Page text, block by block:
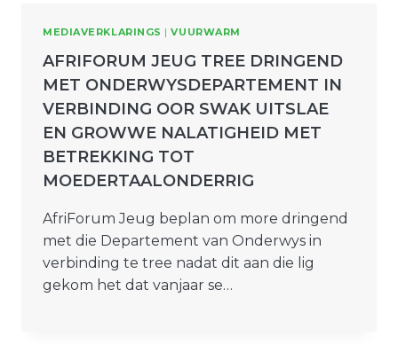
MEDIAVERKLARINGS |VUURWARM
AFRIFORUM JEUG TREE DRINGEND
MET ONDERWYSDEPARTEMENT IN
VERBINDING OOR SWAK UITSLAE
EN GROWWE NALATIGHEID MET
BETREKKING TOT
MOEDERTAALONDERRIG
AfriForum Jeug beplan om more dringend
met die Departement van Onderwys in
verbinding te tree nadat dit aan die lig
gekom het dat vanjaar se…